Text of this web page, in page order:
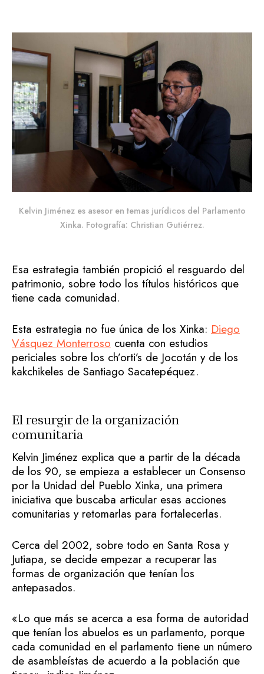
Kelvin Jiménez es asesor en temas jurídicos del Parlamento
Xinka. Fotografía: Christian Gutiérrez.
Esa estrategia también propició el resguardo del
patrimonio, sobre todo los títulos históricos que
tiene cada comunidad.
Esta estrategia no fue única de los Xinka: Diego
Vásquez Monterroso cuenta con estudios
periciales sobre los ch’orti’s de Jocotán y de los
kakchikeles de Santiago Sacatepéquez.
El resurgir de la organización
comunitaria
Kelvin Jiménez explica que a partir de la década
de los 90, se empieza a establecer un Consenso
por la Unidad del Pueblo Xinka, una primera
iniciativa que buscaba articular esas acciones
comunitarias y retomarlas para fortalecerlas.
Cerca del 2002, sobre todo en Santa Rosa y
Jutiapa, se decide empezar a recuperar las
formas de organización que tenían los
antepasados.
«Lo que más se acerca a esa forma de autoridad
que tenían los abuelos es un parlamento, porque
cada comunidad en el parlamento tiene un número
de asambleístas de acuerdo a la población que